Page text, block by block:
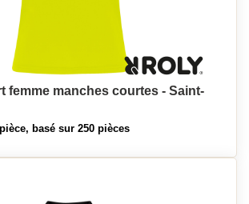
femme manches courtes - Saint-
basé sur 250 pièces